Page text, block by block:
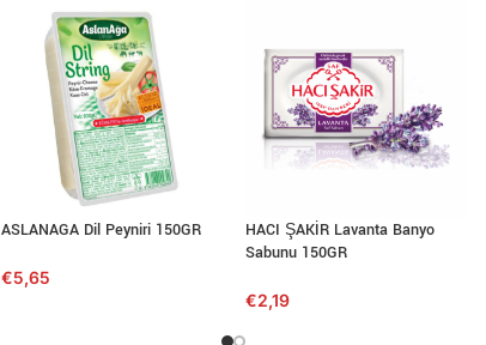
ASLANAGA Dil Peyniri 150GR
€5,65
HACI ŞAKİR Lavanta Banyo
Sabunu 150GR
€2,19